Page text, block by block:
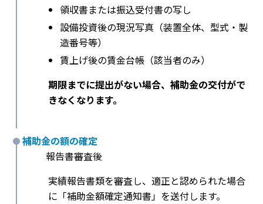
領収書または振込受付書の写し
設備投資後の現況写真（装置全体、型式・製
造番号等）
賃上げ後の賃金台帳（該当者のみ）
期限までに提出がない場合、補助金の交付がで
きなくなります。
補助金の額の確定
報告書審査後
実績報告書類を審査し、適正と認められた場合
に「補助金額確定通知書」を送付します。